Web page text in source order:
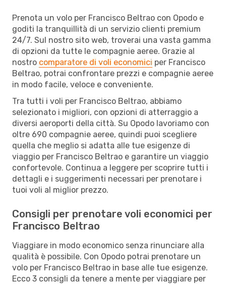
Prenota un volo per Francisco Beltrao con Opodo e
goditi la tranquillità di un servizio clienti premium
24/7. Sul nostro sito web, troverai una vasta gamma
di opzioni da tutte le compagnie aeree. Grazie al
nostro comparatore di voli economici per Francisco
Beltrao, potrai confrontare prezzi e compagnie aeree
in modo facile, veloce e conveniente.
Tra tutti i voli per Francisco Beltrao, abbiamo
selezionato i migliori, con opzioni di atterraggio a
diversi aeroporti della città. Su Opodo lavoriamo con
oltre 690 compagnie aeree, quindi puoi scegliere
quella che meglio si adatta alle tue esigenze di
viaggio per Francisco Beltrao e garantire un viaggio
confortevole. Continua a leggere per scoprire tutti i
dettagli e i suggerimenti necessari per prenotare i
tuoi voli al miglior prezzo.
Consigli per prenotare voli economici per
Francisco Beltrao
Viaggiare in modo economico senza rinunciare alla
qualità è possibile. Con Opodo potrai prenotare un
volo per Francisco Beltrao in base alle tue esigenze.
Ecco 3 consigli da tenere a mente per viaggiare per